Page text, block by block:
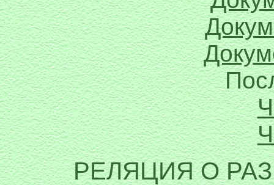
РЕЛЯЦИЯ О